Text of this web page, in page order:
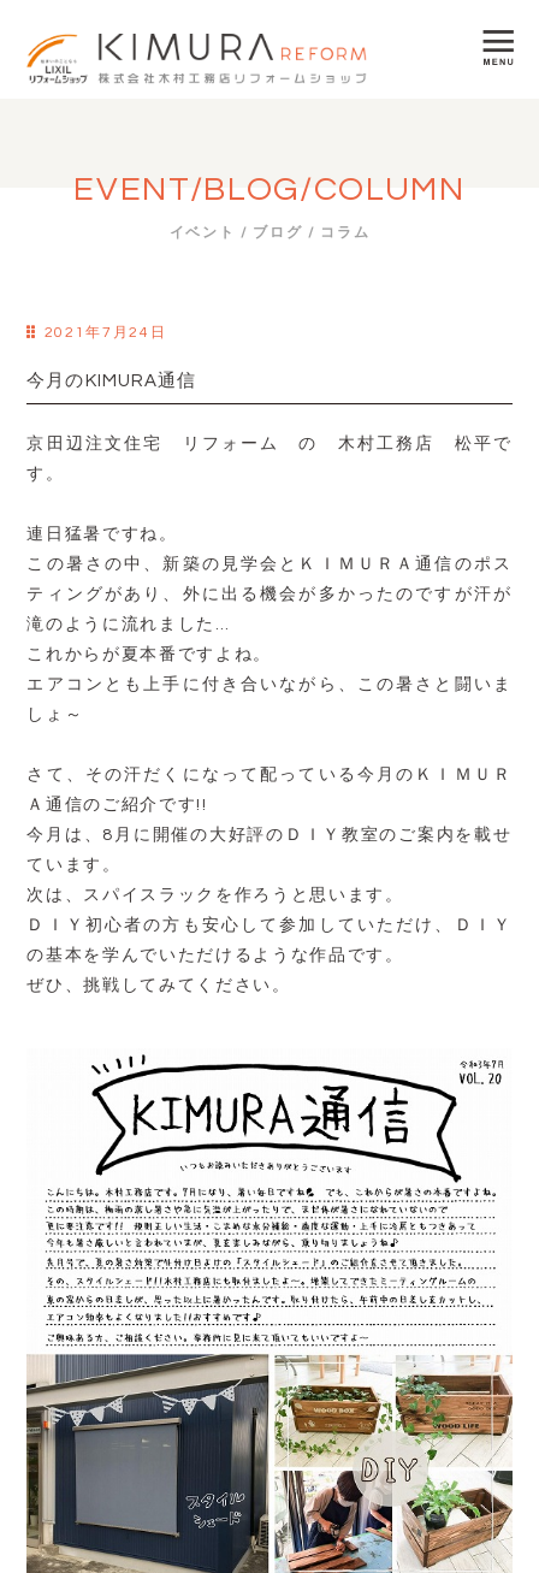
EVENT/BLOG/COLUMN
イベント / ブログ / コラム
2021年7月24日
今月のKIMURA通信
京田辺注文住宅 リフォーム の 木村工務店 松平で
す。
連日猛暑ですね。
この暑さの中、新築の見学会とＫＩＭＵＲＡ通信のポス
ティングがあり、外に出る機会が多かったのですが汗が
滝のように流れました…
これからが夏本番ですよね。
エアコンとも上手に付き合いながら、この暑さと闘いま
しょ～
さて、その汗だくになって配っている今月のＫＩＭＵＲ
Ａ通信のご紹介です!!
今月は、8月に開催の大好評のＤＩＹ教室のご案内を載せ
ています。
次は、スパイスラックを作ろうと思います。
ＤＩＹ初心者の方も安心して参加していただけ、ＤＩＹ
の基本を学んでいただけるような作品です。
ぜひ、挑戦してみてください。